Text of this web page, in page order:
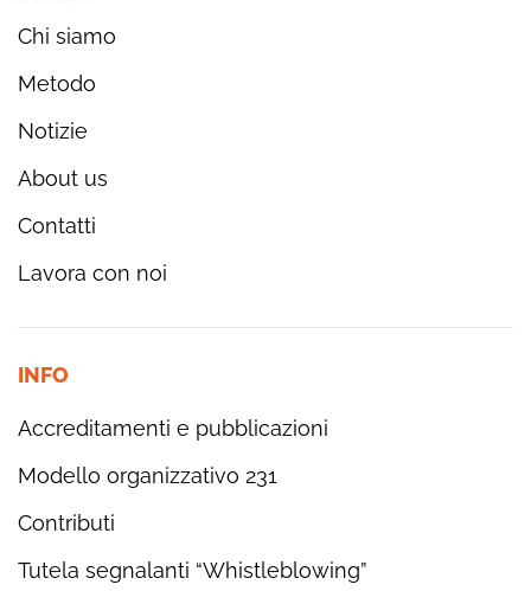
Chi siamo
Metodo
Notizie
About us
Contatti
Lavora con noi
INFO
Accreditamenti e pubblicazioni
Modello organizzativo 231
Contributi
Tutela segnalanti “Whistleblowing”